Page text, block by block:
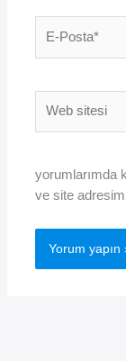
Posta*
sitesi
yorumlarımda
ve site adresim